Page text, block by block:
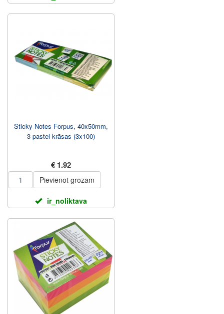
Sticky Notes Forpus, 40x50mm,
3 pastel krāsas (3x100)
€ 1.92
Pievienot grozam
ir_noliktava